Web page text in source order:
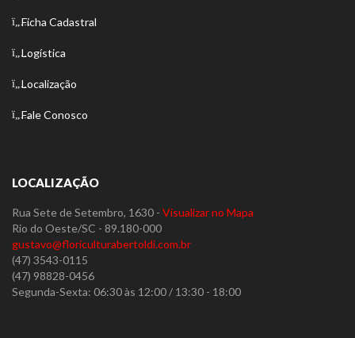
Ficha Cadastral
Logística
Localização
Fale Conosco
LOCALIZAÇÃO
Rua Sete de Setembro, 1630 - Visualizar no Mapa
Rio do Oeste/SC - 89.180-000
gustavo@floriculturabertoldi.com.br
(47) 3543-0115
(47) 98828-0456
Segunda-Sexta: 06:30 às 12:00 / 13:30 - 18:00